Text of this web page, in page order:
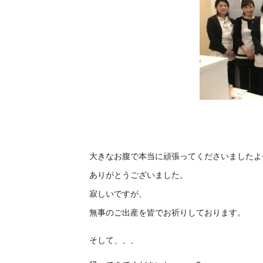
大きなお腹で本当に頑張ってくださいました
ありがとうございました。
寂しいですが、
無事のご出産を皆でお祈りしております。
そして、、、